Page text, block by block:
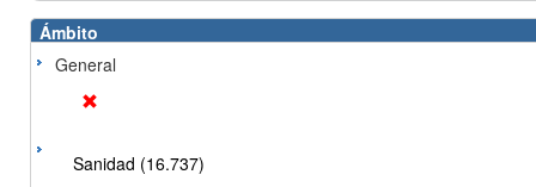
Ámbito
General
Sanidad (16.737)